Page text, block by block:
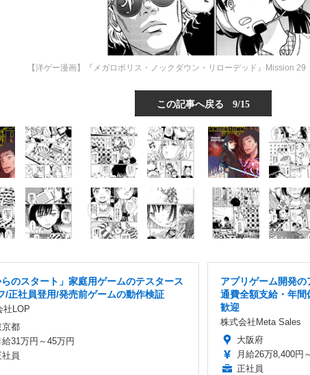
【洋ゲー漫画】『メガロポリス・ノックダウン・リローデッド』Mission 29
この記事へ戻る 9/15
らのスタート」家庭用ゲームのテスタース
/正社員登用/発売前ゲームの動作検証
社LOP
京都
給31万円～45万円
社員
アプリゲーム開発
通費全額支給・年
歓迎
株式会社Meta Sales
大阪府
月給26万8,400円
正社員